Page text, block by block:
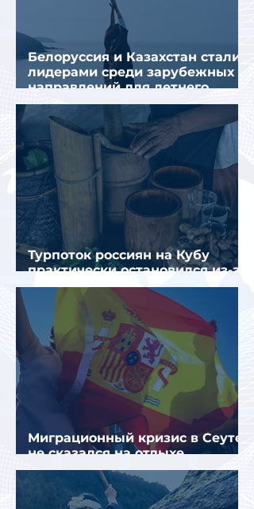
Белоруссия и Казахстан стали
лидерами среди зарубежных
направлений для летнего
отдыха россиян
Турпоток россиян на Кубу
практически остановился из-за
отсутствия прямых рейсов
Миграционный кризис в Сеуте
не сказался на отдыхе
российских туристов в Испании